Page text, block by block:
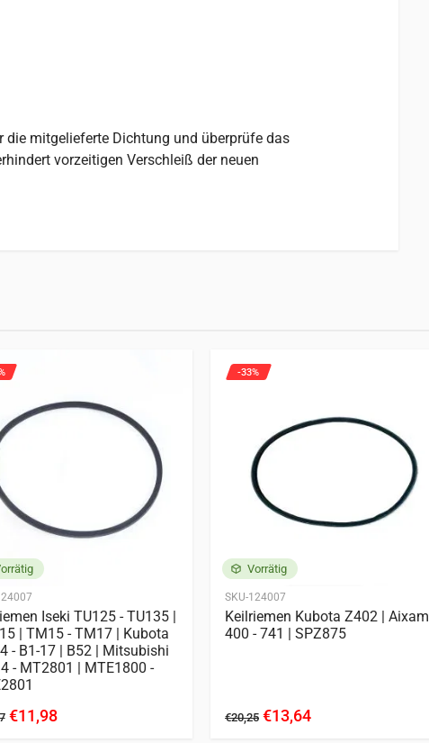
die mitgelieferte Dichtung und überprüfe das
vorzeitigen Verschleiß der neuen
geeignet ist.
D782
Iseki TU125 - TU135 |
| TM15 - TM17 | Kubota
- B1-17 | B52 | Mitsubishi
- MT2801 | MTE1800 -
€11,98
Vorrätig
SKU-124007
-33%
Keilriemen Kubota Z402 | Aixam
400 - 741 | SPZ875
€20,25 €13,64